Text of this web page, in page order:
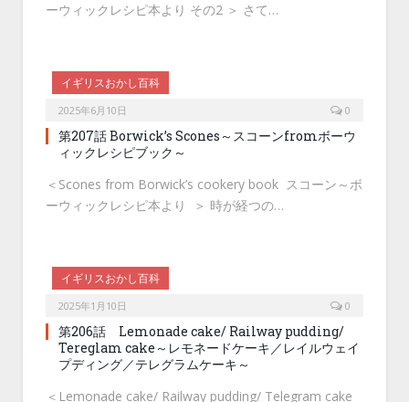
ーウィックレシピ本より その2 ＞ さて…
イギリスおかし百科
2025年6月10日 0
第207話 Borwick’s Scones～スコーンfromボーウ
ィックレシピブック～
＜Scones from Borwick’s cookery book スコーン～ボ
ーウィックレシピ本より ＞ 時が経つの…
イギリスおかし百科
2025年1月10日 0
第206話 Lemonade cake/ Railway pudding/
Tereglam cake～レモネードケーキ／レイルウェイ
プディング／テレグラムケーキ～
＜Lemonade cake/ Railway pudding/ Telegram cake